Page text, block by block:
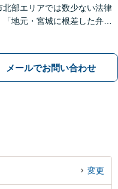
北部エリアでは数少ない法律
地元・宮城に根差した弁護
メールでお問い合わせ
変更